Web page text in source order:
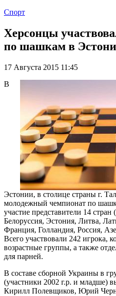
Спорт
Херсонцы
по шашкам в
17 Августа 2015 11:45
В
Эстонии, в столице страны г.
молодежный чемпионат по
участие представители 14
Белоруссия, Эстония, Литва,
Франция, Голландия, Россия,
Всего участвовали 242 игрока,
возрастные группы, а также
для парней.
В составе сборной Украины в
(участники 2002 г.р. и младше)
Кирилл Полевщиков, Юрий